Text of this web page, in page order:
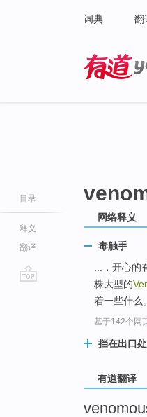
词典 翻
目录
释义
翻译
网络释义
毒触手
...，开心
株大型的
着一些什么。
基于142个网
挡在出口
有道翻译